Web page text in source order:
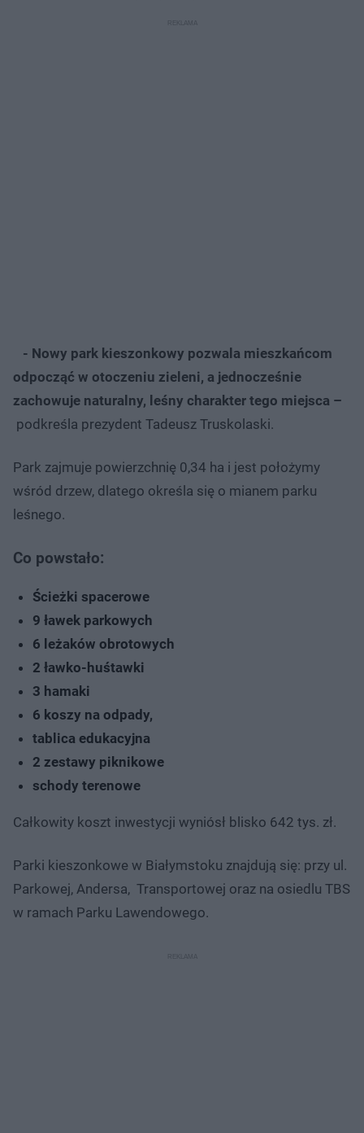
- Nowy park kieszonkowy pozwala mieszkańcom
odpocząć w otoczeniu zieleni, a jednocześnie
zachowuje naturalny, leśny charakter tego miejsca –
podkreśla prezydent Tadeusz Truskolaski.
Park zajmuje powierzchnię 0,34 ha i jest położymy
wśród drzew, dlatego określa się o mianem parku
leśnego.
Co powstało:
Ścieżki spacerowe
9 ławek parkowych
6 leżaków obrotowych
2 ławko-huśtawki
3 hamaki
6 koszy na odpady,
tablica edukacyjna
2 zestawy piknikowe
schody terenowe
Całkowity koszt inwestycji wyniósł blisko 642 tys. zł.
Parki kieszonkowe w Białymstoku znajdują się: przy ul.
Parkowej, Andersa, Transportowej oraz na osiedlu TBS
w ramach Parku Lawendowego.